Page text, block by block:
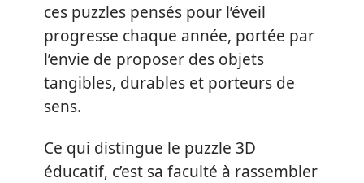
ces puzzles pensés pour l’éveil
progresse chaque année, portée par
l’envie de proposer des objets
tangibles, durables et porteurs de
sens.
Ce qui distingue le puzzle 3D
éducatif, c’est sa faculté à rassembler